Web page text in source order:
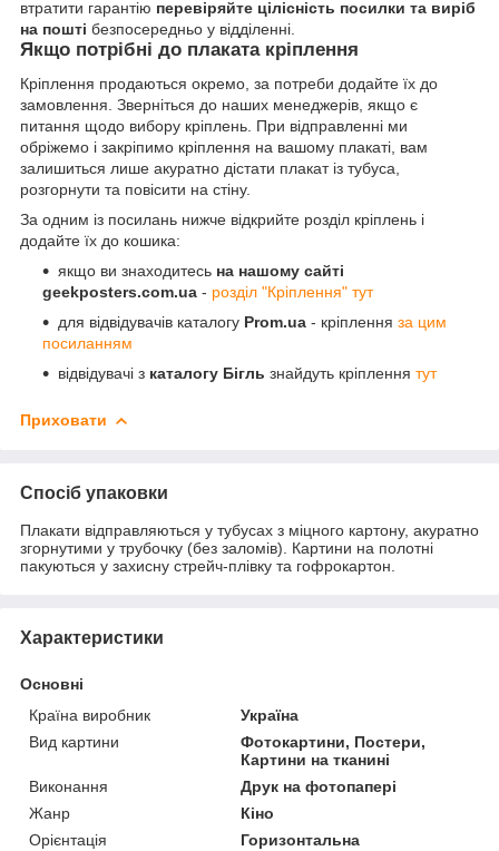
втратити гарантію перевіряйте цілісність посилки та виріб
на пошті безпосередньо у відділенні.
Якщо потрібні до плаката кріплення
Кріплення продаються окремо, за потреби додайте їх до
замовлення. Зверніться до наших менеджерів, якщо є
питання щодо вибору кріплень. При відправленні ми
обріжемо і закріпимо кріплення на вашому плакаті, вам
залишиться лише акуратно дістати плакат із тубуса,
розгорнути та повісити на стіну.
За одним із посилань нижче відкрийте розділ кріплень і
додайте їх до кошика:
якщо ви знаходитесь на нашому сайті
geekposters.com.ua - розділ "Кріплення" тут
для відвідувачів каталогу Prom.ua - кріплення за цим
посиланням
відвідувачі з каталогу Бігль знайдуть кріплення тут
Приховати
Спосіб упаковки
Плакати відправляються у тубусах з міцного картону, акуратно
згорнутими у трубочку (без заломів). Картини на полотні
пакуються у захисну стрейч-плівку та гофрокартон.
Характеристики
Основні
Країна виробник
Україна
Вид картини
Фотокартини, Постери,
Картини на тканині
Виконання
Друк на фотопапері
Жанр
Кіно
Орієнтація
Горизонтальна